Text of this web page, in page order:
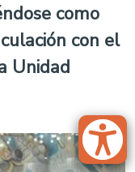
como
con el
Unidad